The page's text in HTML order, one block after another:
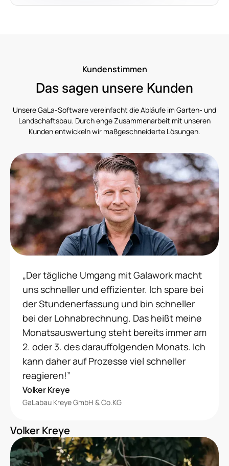
Kundenstimmen
Das sagen unsere Kunden
Unsere GaLa-Software vereinfacht die Abläufe im Garten- und
Landschaftsbau. Durch enge Zusammenarbeit mit unseren
Kunden entwickeln wir maßgeschneiderte Lösungen.
„Der tägliche Umgang mit Galawork macht
uns schneller und effizienter. Ich spare bei
der Stundenerfassung und bin schneller
bei der Lohnabrechnung. Das heißt meine
Monatsauswertung steht bereits immer am
2. oder 3. des darauffolgenden Monats. Ich
kann daher auf Prozesse viel schneller
reagieren!”
Volker Kreye
GaLabau Kreye GmbH & Co.KG
Volker Kreye